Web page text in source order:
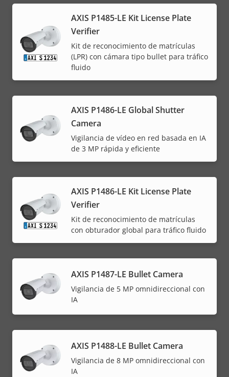
AXIS P1485-LE Kit License Plate
Verifier
Kit de reconocimiento de matrículas
(LPR) con cámara tipo bullet para tráfico
fluido
AXIS P1486-LE Global Shutter
Camera
Vigilancia de vídeo en red basada en IA
de 3 MP rápida y eficiente
AXIS P1486-LE Kit License Plate
Verifier
Kit de reconocimiento de matrículas
con obturador global para tráfico fluido
AXIS P1487-LE Bullet Camera
Vigilancia de 5 MP omnidireccional con
IA
AXIS P1488-LE Bullet Camera
Vigilancia de 8 MP omnidireccional con
IA